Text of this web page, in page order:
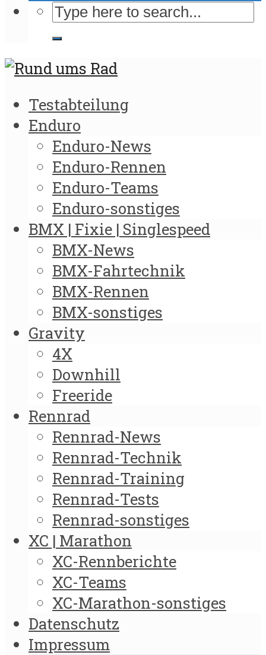
Testabteilung
Enduro
Enduro-News
Enduro-Rennen
Enduro-Teams
Enduro-sonstiges
BMX | Fixie | Singlespeed
BMX-News
BMX-Fahrtechnik
BMX-Rennen
BMX-sonstiges
Gravity
4X
Downhill
Freeride
Rennrad
Rennrad-News
Rennrad-Technik
Rennrad-Training
Rennrad-Tests
Rennrad-sonstiges
XC | Marathon
XC-Rennberichte
XC-Teams
XC-Marathon-sonstiges
Datenschutz
Impressum